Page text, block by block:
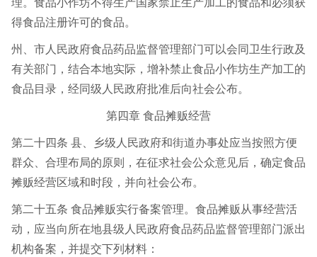
得食品注册许可的食品。
州、市人民政府食品药品监督管理部门可以会同卫生行政及
有关部门，结合本地实际，增补禁止食品小作坊生产加工的
食品目录，经同级人民政府批准后向社会公布。
第四章 食品摊贩经营
第二十四条 县、乡级人民政府和街道办事处应当按照方便
群众、合理布局的原则，在征求社会公众意见后，确定食品
摊贩经营区域和时段，并向社会公布。
第二十五条 食品摊贩实行备案管理。食品摊贩从事经营活
动，应当向所在地县级人民政府食品药品监督管理部门派出
机构备案，并提交下列材料：